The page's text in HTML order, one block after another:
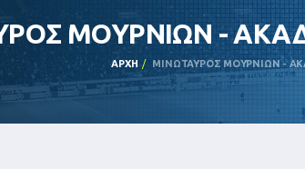
ΜΟΥΡΝΙΩΝ -
ΑΡΧΉ ΜΙΝΩΤΑΥΡΟΣ ΜΟΥΡΝΙΩΝ -